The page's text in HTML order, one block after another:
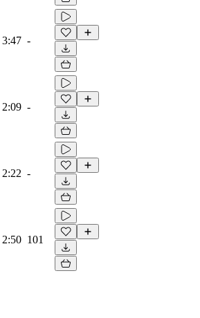
3:47 -
2:09 -
2:22 -
2:50 101